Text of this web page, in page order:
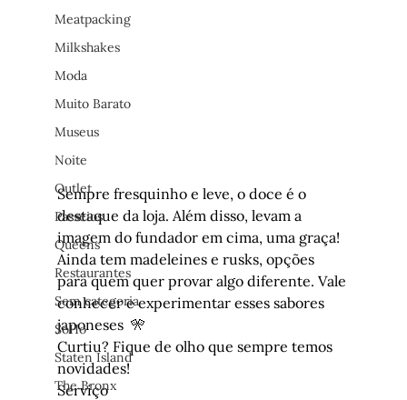
Meatpacking
Milkshakes
Moda
Muito Barato
Museus
Noite
Outlet
Passeios
Queens
Restaurantes
Sem categoria
SoHo
Staten Island
The Bronx
Sempre fresquinho e leve, o doce é o
destaque da loja. Além disso, levam a
imagem do fundador em cima, uma graça!
Ainda tem madeleines e rusks, opções
para quem quer provar algo diferente. Vale
conhecer e experimentar esses sabores
japoneses  🎌
Curtiu? Fique de olho que sempre temos
novidades!
Serviço